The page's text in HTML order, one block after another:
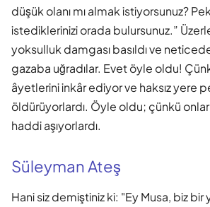
düşük olanı mı almak istiyorsunuz?
istediklerinizi orada bulursunuz.”
yoksulluk damgası basıldı ve
gazaba uğradılar. Evet öyle oldu!
âyetlerini inkâr ediyor ve haksız yere
öldürüyorlardı. Öyle oldu; çünkü
haddi aşıyorlardı.
Süleyman Ateş
Hani siz demiştiniz ki: "Ey Musa, biz bir